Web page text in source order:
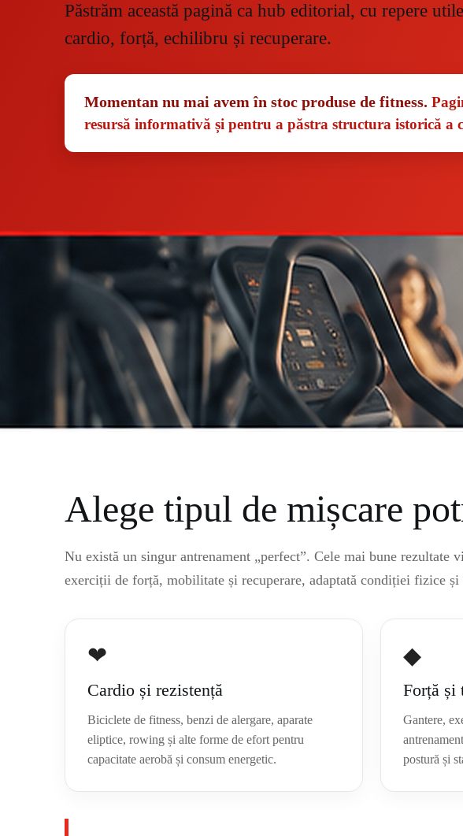
Păstrăm această pagină ca hub editorial, cu repere
cardio, forță, echilibru și recuperare.
Momentan nu mai avem în stoc produse de fitness.
resursă informativă și pentru a păstra structura istorică a
Alege tipul de mișcare
Nu există un singur antrenament „perfect”. Cele mai bune rezultate
exerciții de forță, mobilitate și recuperare, adaptată condiției fizice
❤
Cardio și rezistență
Biciclete de fitness, benzi de alergare, aparate
eliptice, rowing și alte forme de efort pentru
capacitate aerobă și consum energetic.
◆
Forță și
Gantere,
postură și